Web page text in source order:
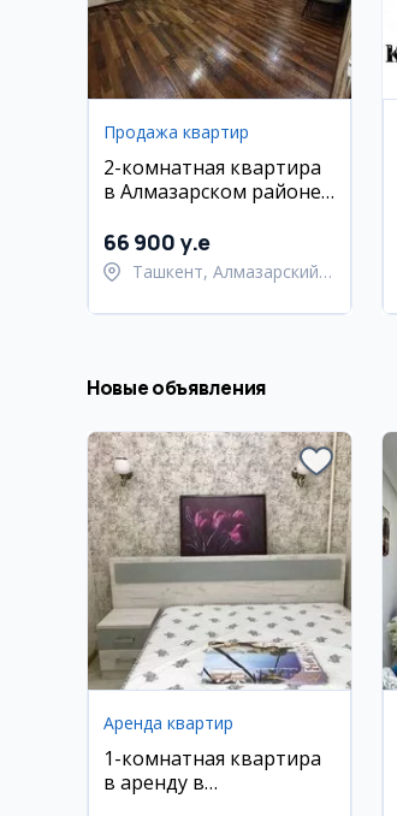
Продажа квартир
2-комнатная квартира
в Алмазарском районе,
66 900 y.e
Ташкент, Алмазарский
Новые объявления
Аренда квартир
1-комнатная квартира
в аренду в